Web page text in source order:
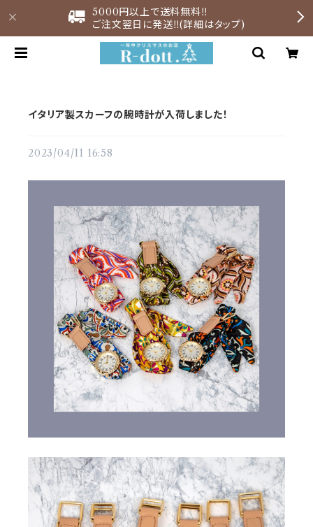
5000円以上で送料無料‼︎
ご注文翌日に発送‼︎(詳細はタップ)
イタリア製スカーフの腕時計が入荷しました！
2023/04/11 16:58